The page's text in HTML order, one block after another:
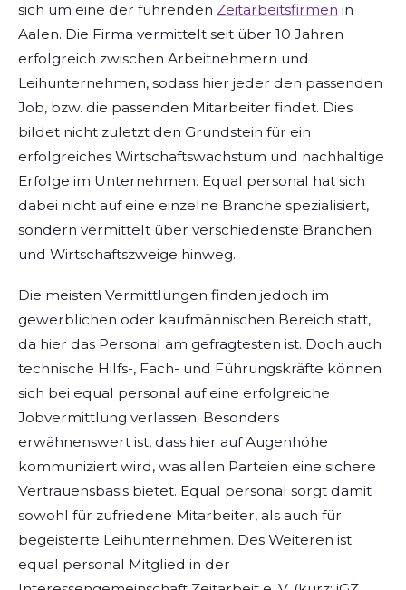
sich um eine der führenden Zeitarbeitsfirmen in
Aalen. Die Firma vermittelt seit über 10 Jahren
erfolgreich zwischen Arbeitnehmern und
Leihunternehmen, sodass hier jeder den passenden
Job, bzw. die passenden Mitarbeiter findet. Dies
bildet nicht zuletzt den Grundstein für ein
erfolgreiches Wirtschaftswachstum und nachhaltige
Erfolge im Unternehmen. Equal personal hat sich
dabei nicht auf eine einzelne Branche spezialisiert,
sondern vermittelt über verschiedenste Branchen
und Wirtschaftszweige hinweg.
Die meisten Vermittlungen finden jedoch im
gewerblichen oder kaufmännischen Bereich statt,
da hier das Personal am gefragtesten ist. Doch auch
technische Hilfs-, Fach- und Führungskräfte können
sich bei equal personal auf eine erfolgreiche
Jobvermittlung verlassen. Besonders
erwähnenswert ist, dass hier auf Augenhöhe
kommuniziert wird, was allen Parteien eine sichere
Vertrauensbasis bietet. Equal personal sorgt damit
sowohl für zufriedene Mitarbeiter, als auch für
begeisterte Leihunternehmen. Des Weiteren ist
equal personal Mitglied in der